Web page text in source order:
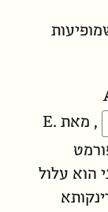
, מאת E.
הוא עלול